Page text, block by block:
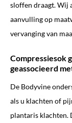
sloffen draagt. Wij
aanvulling op
vervanging van
Compressiesok
geassocieerd
De Bodyvine
als u klachten of
plantaris klachten.